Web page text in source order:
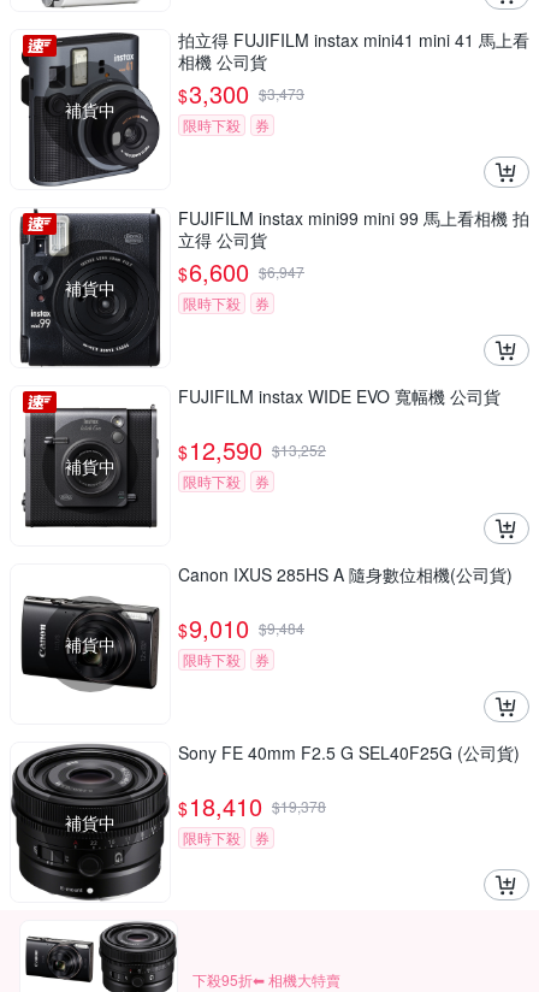
補貨中
拍立得 FUJIFILM instax mini41 mini 41 馬上看
相機 公司貨
$3,300 $3,473
限時下殺
券
補貨中
FUJIFILM instax mini99 mini 99 馬上看相機 拍
立得 公司貨
$6,600 $6,947
限時下殺
券
補貨中
FUJIFILM instax WIDE EVO 寬幅機 公司貨
$12,590 $13,252
限時下殺
券
補貨中
Canon IXUS 285HS A 隨身數位相機(公司貨)
$9,010 $9,484
限時下殺
券
補貨中
Sony FE 40mm F2.5 G SEL40F25G (公司貨)
$18,410 $19,378
限時下殺
券
下殺95折⬅︎ 相機大特賣